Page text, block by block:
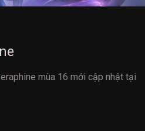
mùa 16 mới cập nhật tại